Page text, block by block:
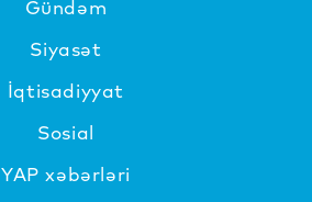
Gündəm
Siyasət
İqtisadiyyat
Sosial
YAP xəbərləri